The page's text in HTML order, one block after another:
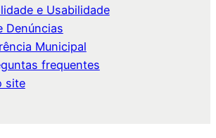
e Usabilidade
Denúncias
Municipal
frequentes
site